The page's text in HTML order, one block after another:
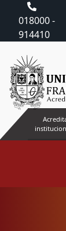
018000 -
914410